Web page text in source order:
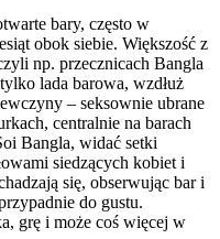
bary, często w
obok siebie. Większość z
np. przecznicach Bangla
lada barowa, wzdłuż
– seksownie ubrane
centralnie na barach
Bangla, widać setki
siedzących kobiet i
się, obserwując bar i
do gustu.
grę i może coś więcej w